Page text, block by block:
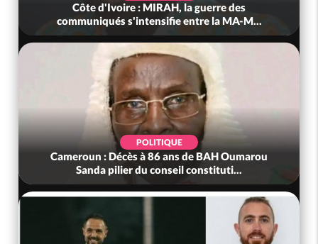
Côte d'Ivoire : MIRAH, la guerre des
s'intensifie entre la MA-M...
POLITIQUE
: Décès à 86 ans de BAH Oumarou
Sanda pilier du conseil constituti...
Bénin :